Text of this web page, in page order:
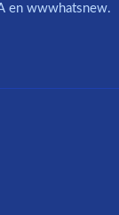
en wwwhatsnew.